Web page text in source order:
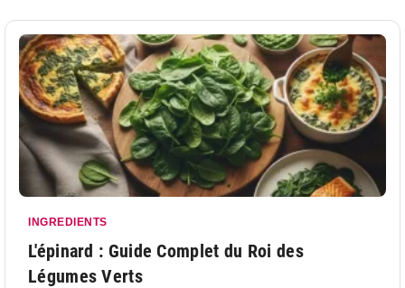
INGREDIENTS
L'épinard : Guide Complet du Roi des
Légumes Verts